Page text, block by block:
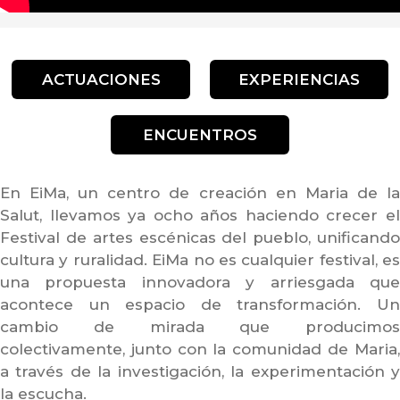
ACTUACIONES EXPERIENCIAS
ENCUENTROS
En EiMa, un centro de creación en Maria de la
Salut, llevamos ya ocho años haciendo crecer el
Festival de artes escénicas del pueblo, unificando
cultura y ruralidad. EiMa no es cualquier festival, es
una propuesta innovadora y arriesgada que
acontece un espacio de transformación. Un
cambio de mirada que producimos
colectivamente, junto con la comunidad de Maria,
a través de la investigación, la experimentación y
la escucha.